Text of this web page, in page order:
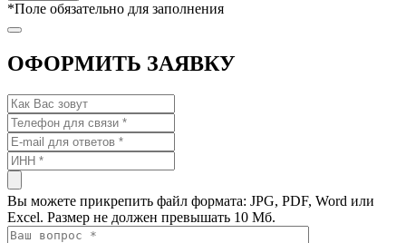
*Поле обязательно для заполнения
ОФОРМИТЬ ЗАЯВКУ
Вы можете прикрепить файл формата: JPG, PDF, Word или
Excel. Размер не должен превышать 10 Мб.